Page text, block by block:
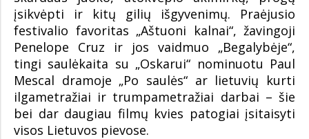
įsikvėpti ir kitų gilių išgyvenimų. Praėjusio
festivalio favoritas „Aštuoni kalnai“, žavingoji
Penelope Cruz ir jos vaidmuo „Begalybėje“,
tingi saulėkaita su „Oskarui“ nominuotu Paul
Mescal dramoje „Po saulės“ ar lietuvių kurti
ilgametražiai ir trumpametražiai darbai – šie
bei dar daugiau filmų kvies patogiai įsitaisyti
visos Lietuvos pievose.